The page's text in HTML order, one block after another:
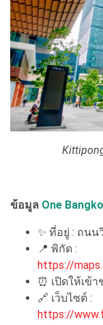
ข้อมูล One
✨ ที่อยู่ : ถน
📍 พิกัด :
https://
⏰ เปิดให้เข้
🔗 เว็บไซต์ :
https://